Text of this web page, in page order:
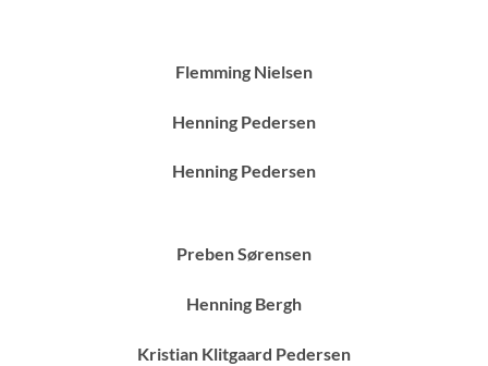
Flemming Nielsen
Henning Pedersen
Henning Pedersen
Preben Sørensen
Henning Bergh
Kristian Klitgaard Pedersen